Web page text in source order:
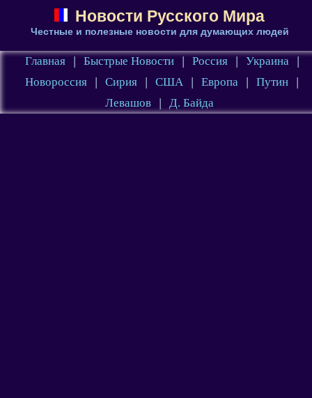
Новости Русского Мира
Честные и полезные новости для думающих людей
Главная | Быстрые Новости | Россия | Украина
|
Новороссия
| Сирия | США | Европа | Путин
|
Левашов
| Д. Байда